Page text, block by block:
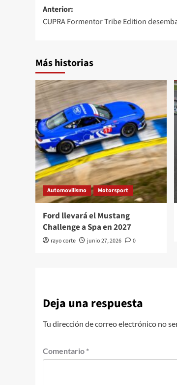
Navegación
de
Anterior:
CUPRA Formentor Tribe Edition
Más historias
Automovilismo Motorsport
Ford llevará el Mustang
Challenge a Spa en 2027
rayo corte junio 27, 2026 0
Deja una respuesta
Tu dirección de correo electrónico no
Comentario *